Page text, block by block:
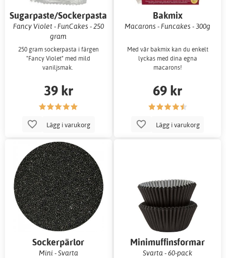
Sugarpaste/Sockerpasta
Fancy Violet - FunCakes - 250
gram
250 gram sockerpasta i färgen
"Fancy Violet" med mild
vaniljsmak.
39 kr
Lägg i varukorg
Bakmix
Macarons - Funcakes - 300g
Med vår bakmix kan du enkelt
lyckas med dina egna
macarons!
69 kr
Lägg i varukorg
Sockerpärlor
Mini - Svarta
Minimuffinsformar
Svarta - 60-pack